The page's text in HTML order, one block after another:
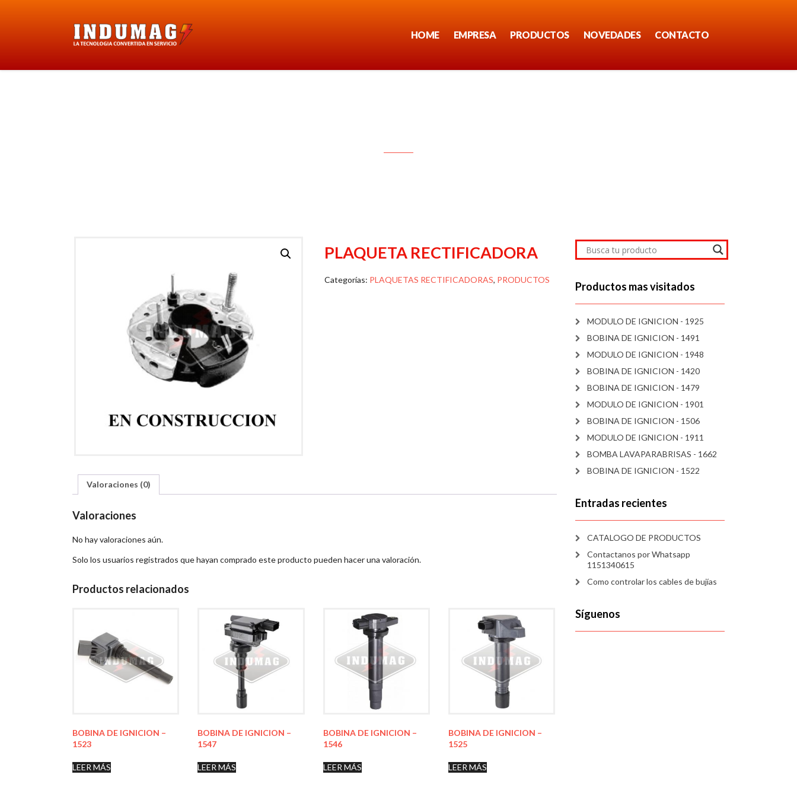
HOME EMPRESA PRODUCTOS NOVEDADES CONTACTO
PLAQUETA RECTIFICADORA
Categorías: PLAQUETAS RECTIFICADORAS, PRODUCTOS
Valoraciones (0)
Valoraciones
No hay valoraciones aún.
Solo los usuarios registrados que hayan comprado este producto pueden hacer una valoración.
Productos relacionados
BOBINA DE IGNICION –
1523
LEER MÁS
BOBINA DE IGNICION –
1547
LEER MÁS
BOBINA DE IGNICION –
1546
LEER MÁS
BOBINA DE IGNICION –
1525
LEER MÁS
Productos mas visitados
MODULO DE IGNICION - 1925
BOBINA DE IGNICION - 1491
MODULO DE IGNICION - 1948
BOBINA DE IGNICION - 1420
BOBINA DE IGNICION - 1479
MODULO DE IGNICION - 1901
BOBINA DE IGNICION - 1506
MODULO DE IGNICION - 1911
BOMBA LAVAPARABRISAS - 1662
BOBINA DE IGNICION - 1522
Entradas recientes
CATALOGO DE PRODUCTOS
Contactanos por Whatsapp
1151340615
Como controlar los cables de bujías
Síguenos